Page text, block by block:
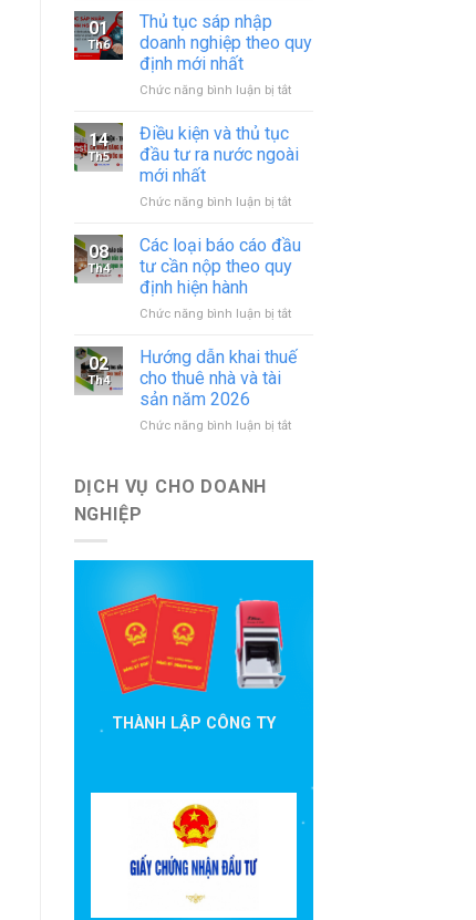
hoạt
in
ký
hoạt
cơ
in
mới
01
Th6
Thủ tục sáp nhập
doanh nghiệp theo quy
định mới nhất
Chức năng bình luận bị tắtở
sáp
nhập
nghiệp
quy
14
Th5
Điều kiện và thủ tục
đầu tư ra nước ngoài
mới nhất
Chức năng bình luận bị tắtở
kiện
đầu
ra
nhất
08
Th4
Các loại báo cáo đầu
tư cần nộp theo quy
định hiện hành
Chức năng bình luận bị tắtở
loại
báo
tư
hành
02
Th4
Hướng dẫn khai thuế
cho thuê nhà và tài
sản năm 2026
Chức năng bình luận bị tắtở
DỊCH VỤ CHO DOANH
NGHIỆP
THÀNH LẬP CÔNG TY